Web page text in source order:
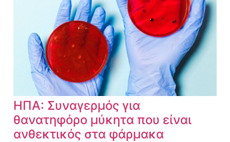
ΗΠΑ: Συναγερμός για
θανατηφόρο μύκητα που είναι
ανθεκτικός στα φάρμακα